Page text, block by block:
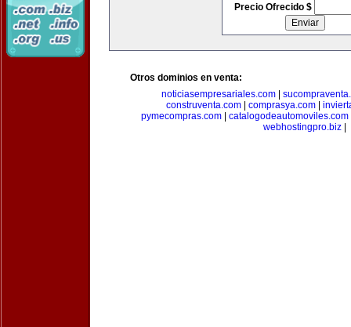
Precio Ofrecido $
Otros dominios en venta:
noticiasempresariales.com|
construventa.com| comprasya.com|
pymecompras.com| catalogodeautomoviles.com
webhostingpro.biz